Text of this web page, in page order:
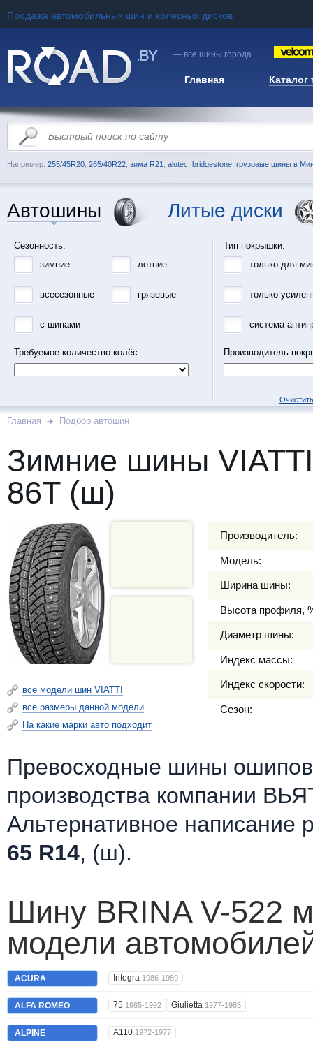
Продажа автомобильных шин и колёсных дисков
— все шины города
Главная Каталог
Например: 255/45R20 265/40R22 зима R21 alutec bridgestone грузовые шины в
Автошины Литые диски
Сезонность:
зимние
летние
всесезонные грязевые
с шипами
Требуемое количество колёс:
Тип покрышки:
только для
только
система
Производитель
Главная Подбор автошин
Зимние шины
86T (ш)
все модели шин VIATTI
все размеры данной модели
На какие марки авто подходит
Производитель:
Модель:
Ширина шины:
Высота профиля,
Диаметр шины:
Индекс массы:
Индекс скорости:
Сезон:
Превосходные шины
производства компании
Альтернативное написание
65 R14, (ш).
Шину BRINA V-522
модели
ACURA Integra 1986-1989
ALFA ROMEO 75 1985-1992 Giulietta 1977-1985
ALPINE A110 1972-1977